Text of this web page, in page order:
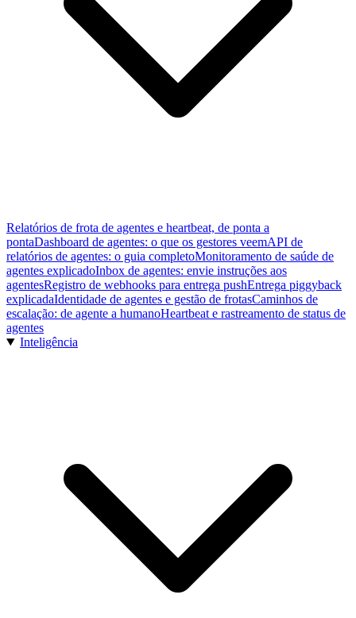
Relatórios de frota de agentes e heartbeat, de ponta a
pontaDashboard de agentes: o que os gestores veemAPI de
relatórios de agentes: o guia completoMonitoramento de saúde de
agentes explicadoInbox de agentes: envie instruções aos
agentesRegistro de webhooks para entrega pushEntrega piggyback
explicadaIdentidade de agentes e gestão de frotasCaminhos de
escalação: de agente a humanoHeartbeat e rastreamento de status de
agentes
Inteligência